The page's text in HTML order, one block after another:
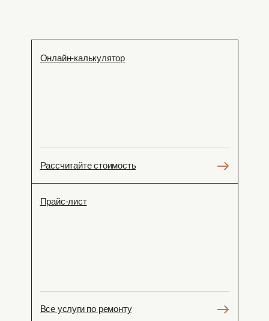
Прайс-лист
Все услуги по ремонту
Онлайн-калькулятор
Рассчитайте стоимость